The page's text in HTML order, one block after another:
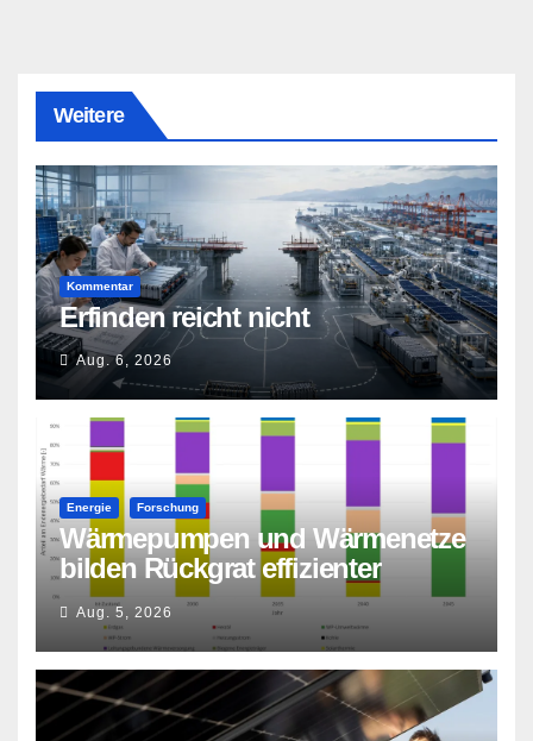
Weitere
Kommentar
Erfinden reicht nicht
Aug. 6, 2026
Energie Forschung
Wärmepumpen und Wärmenetze
bilden Rückgrat effizienter
Wärmeversorgung
Aug. 5, 2026